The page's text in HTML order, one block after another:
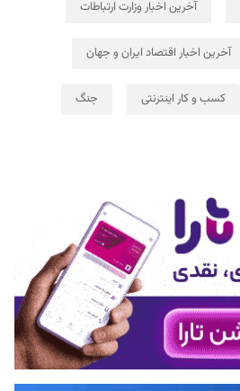
آخرین اخبار وزارت ارتباطات
آخرین اخبار اقتصاد ایران و جهان
کسب و کار اینترنتی جنگ